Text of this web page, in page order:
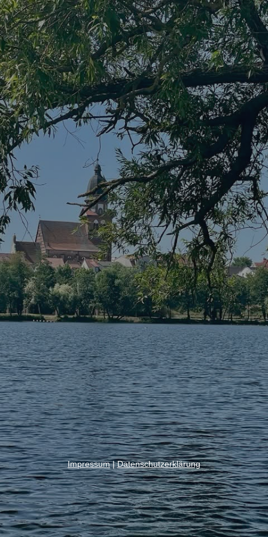
Impressum|Datenschutzerklärung